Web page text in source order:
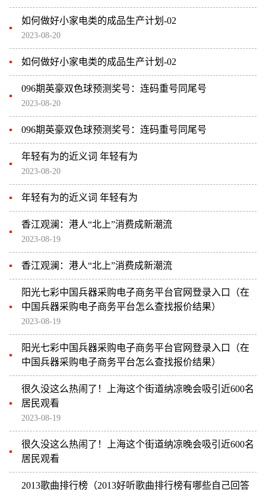
如何做好小家电类的成品生产计划-02
2023-08-20
如何做好小家电类的成品生产计划-02
096期英豪双色球预测奖号：连码重号同尾号
2023-08-20
096期英豪双色球预测奖号：连码重号同尾号
年轻有为的近义词 年轻有为
2023-08-20
年轻有为的近义词 年轻有为
香江观澜：港人“北上”消费成新潮流
2023-08-19
香江观澜：港人“北上”消费成新潮流
阳光七彩中国兵器采购电子商务平台官网登录入口（在
中国兵器采购电子商务平台怎么查找报价结果）
2023-08-19
阳光七彩中国兵器采购电子商务平台官网登录入口（在
中国兵器采购电子商务平台怎么查找报价结果）
很久没这么热闹了！上海这个街道纳凉晚会吸引近600名
居民观看
2023-08-19
很久没这么热闹了！上海这个街道纳凉晚会吸引近600名
居民观看
2013歌曲排行榜（2013好听歌曲排行榜有哪些自己回答